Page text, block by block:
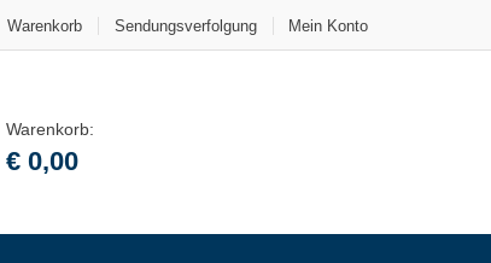
Warenkorb Sendungsverfolgung Mein Konto
Warenkorb:
€ 0,00